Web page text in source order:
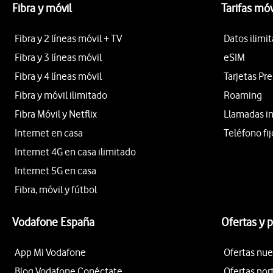
Fibra y móvil
Fibra y 2 líneas móvil + TV
Fibra y 3 líneas móvil
Fibra y 4 líneas móvil
Fibra y móvil ilimitado
Fibra Móvil y Netflix
Internet en casa
Internet 4G en casa ilimitado
Internet 5G en casa
Fibra, móvil y fútbol
Tarifas
Datos
eSIM
Tarjetas
Roaming
Llamadas
Teléfono
Vodafone España
App Mi Vodafone
Ofertas y
Ofertas